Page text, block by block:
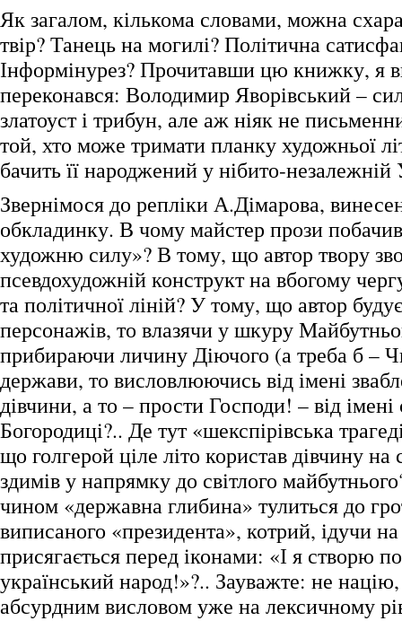
Як загалом, кількома словами, можна
твір? Танець на могилі? Політична
Інформінурез? Прочитавши цю книжку, я
переконався: Володимир Яворівський –
златоуст і трибун, але аж ніяк не
той, хто може тримати планку художньої
бачить її народжений у нібито-незалежній
Звернімося до репліки А.Дімарова,
обкладинку. В чому майстер прози
художню силу»? В тому, що автор твору
псевдохудожній конструкт на вбогому
та політичної ліній? У тому, що автор
персонажів, то влазячи у шкуру
прибираючи личину Діючого (а треба б –
держави, то висловлюючись від імені
дівчини, а то – прости Господи! – від імені
Богородиці?.. Де тут «шекспірівська
що голгерой ціле літо користав дівчину на
здимів у напрямку до світлого
чином «державна глибина» тулиться до
виписаного «президента», котрий, ідучи
присягається перед іконами: «І я створю
український народ!»?.. Зауважте: не
абсурдним висловом уже на лексичному